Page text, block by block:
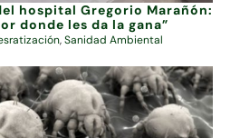
hospital Gregorio Marañón:
donde les da la gana”
,Sanidad Ambiental